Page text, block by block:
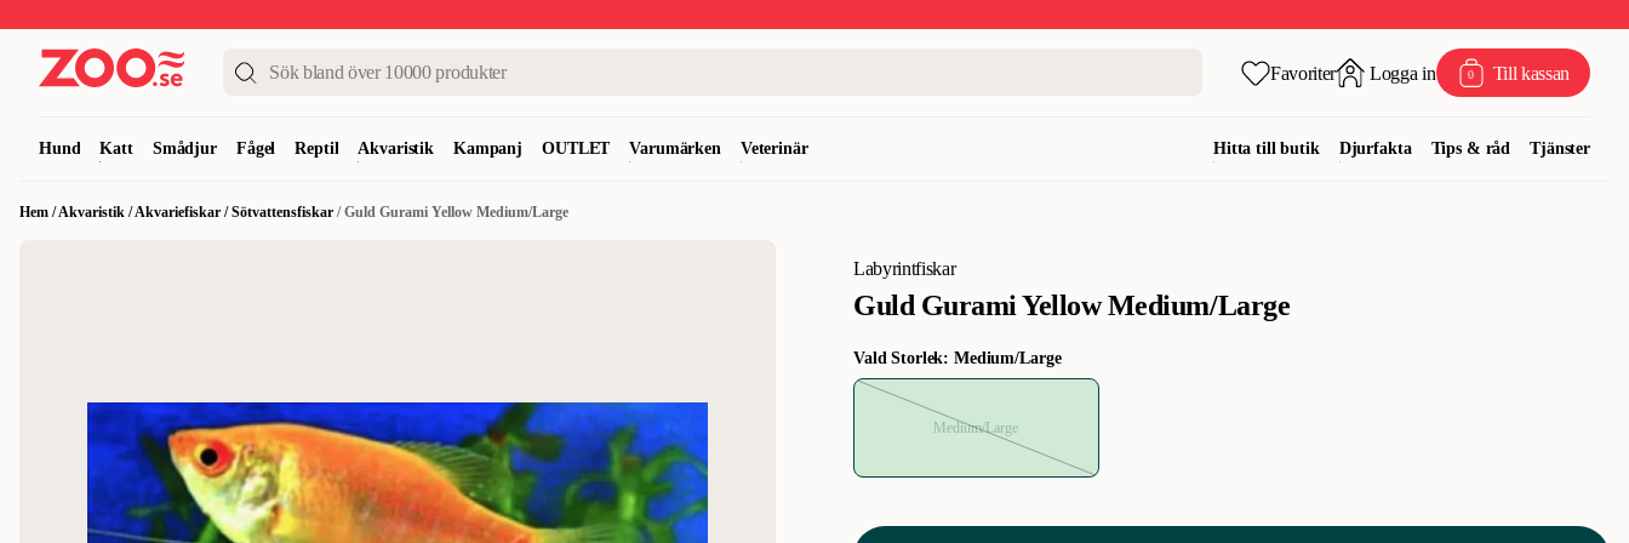
Favoriter Logga in 0 Till kassan
Hund Katt Smådjur Fågel Reptil Akvaristik Kampanj OUTLET Varumärken Veterinär Hitta till butik Djurfakta Tips & råd Tjänster
Hem /Akvaristik /Akvariefiskar /Sötvattensfiskar /Guld Gurami Yellow Medium/Large
Labyrintfiskar
Guld Gurami Yellow Medium/Large
Vald Storlek: Medium/Large
Medium/Large